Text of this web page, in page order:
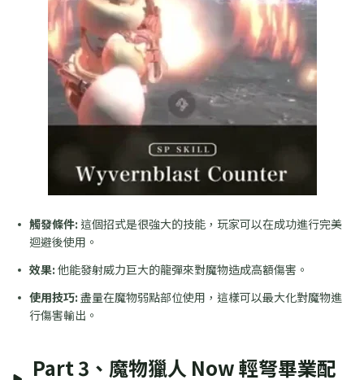
觸發條件: 這個招式是很強大的技能，玩家可以在成功進行完美
迴避後使用。
效果: 他能發射威力巨大的龍彈來對魔物造成高額傷害。
使用技巧: 盡量在魔物弱點部位使用，這樣可以最大化對魔物進
行傷害輸出。
Part 3、魔物獵人 Now 輕弩畢業配